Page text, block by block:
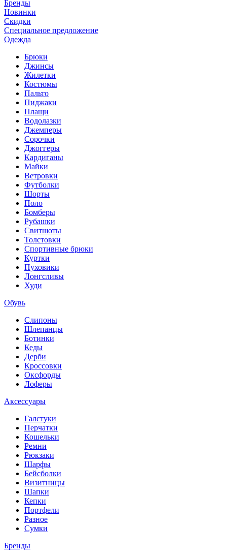
Бренды
Новинки
Скидки
Специальное предложение
Одежда
Брюки
Джинсы
Жилетки
Костюмы
Пальто
Пиджаки
Плащи
Водолазки
Джемперы
Сорочки
Джоггеры
Кардиганы
Майки
Ветровки
Футболки
Шорты
Поло
Бомберы
Рубашки
Свитшоты
Толстовки
Спортивные брюки
Куртки
Пуховики
Лонгсливы
Худи
Обувь
Слипоны
Шлепанцы
Ботинки
Кеды
Дерби
Кроссовки
Оксфорды
Лоферы
Аксессуары
Галстуки
Перчатки
Кошельки
Ремни
Рюкзаки
Шарфы
Бейсболки
Визитницы
Шапки
Кепки
Портфели
Разное
Сумки
Бренды